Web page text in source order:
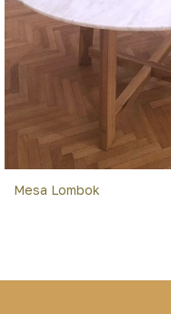
Mesa Lombok